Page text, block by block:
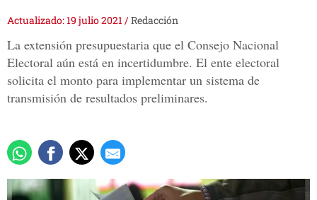
Actualizado: 19 julio 2021/Redacción
La extensión presupuestaria que el Consejo Nacional
Electoral aún está en incertidumbre. El ente electoral
solicita el monto para implementar un sistema de
transmisión de resultados preliminares.